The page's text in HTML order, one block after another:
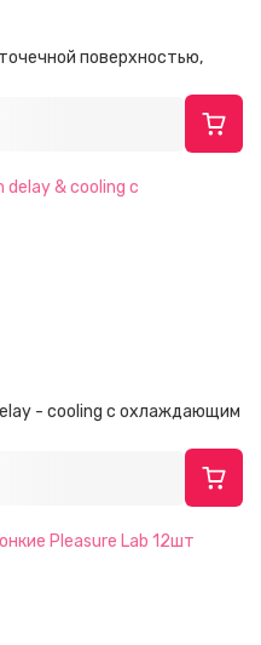
поверхностью,
- cooling с охлаждающим